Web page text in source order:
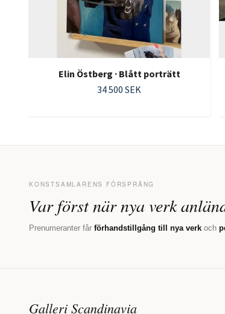
Elin Östberg · Blått porträtt
34 500 SEK
KONSTSAMLARENS FÖRSPRÅNG
Var först när nya verk
Prenumeranter får förhandstillgång till nya verk och
Galleri Scandinavia